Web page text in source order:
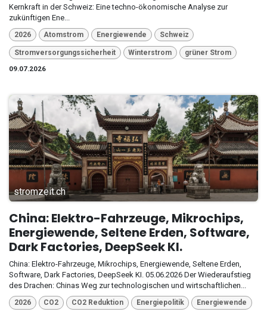
Kernkraft in der Schweiz: Eine techno-ökonomische Analyse zur
zukünftigen Ene...
2026 Atomstrom Energiewende Schweiz
Stromversorgungssicherheit Winterstrom
grüner Strom
09.07.2026
stromzeit.ch
China: Elektro-Fahrzeuge, Mikrochips,
Energiewende, Seltene Erden, Software,
Dark Factories, DeepSeek KI.
China: Elektro-Fahrzeuge, Mikrochips, Energiewende, Seltene Erden,
Software, Dark Factories, DeepSeek KI. 05.06.2026 Der Wiederaufstieg
des Drachen: Chinas Weg zur technologischen und wirtschaftlichen...
2026 CO2 CO2 Reduktion Energiepolitik Energiewende